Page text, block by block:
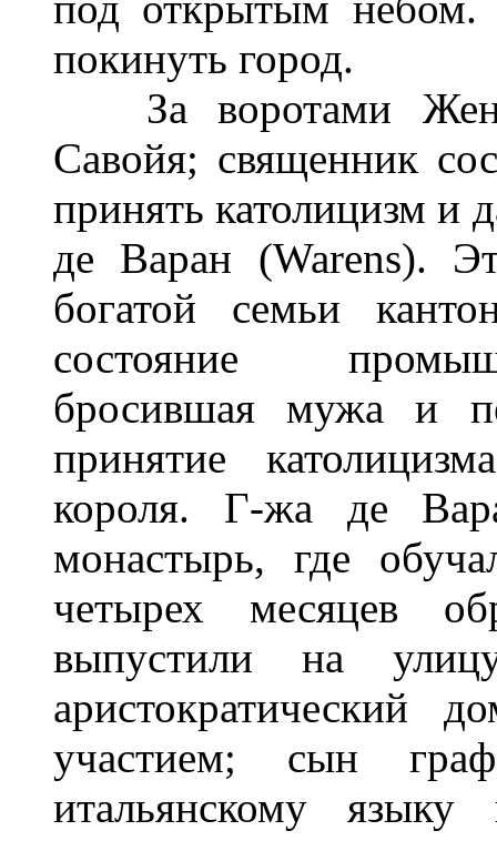
покинуть город.
За воротами
Савойя; священник
принять католицизм и
де Варан (Warens).
богатой семьи
состояние
бросившая мужа и
принятие
короля. Г-жа де
монастырь, где
четырех месяцев
выпустили на
аристократический
участием; сын
итальянскому